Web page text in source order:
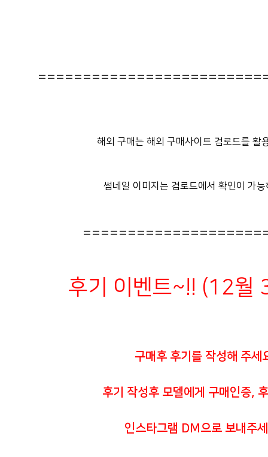
해외 구매는 해외 구매사이트 검로드를 활
썸네일 이미지는 검로드에서 확인이 가능
후기 이벤트~!! (12월
구매후 후기를 작성해 주세
후기 작성후 모델에게 구매인증,
인스타그램 DM으로 보내주